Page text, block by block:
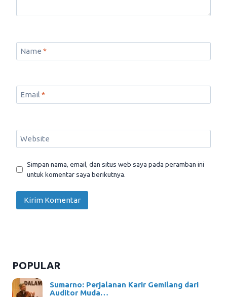
Name *
Email *
Website
Simpan nama, email, dan situs web saya pada peramban ini
untuk komentar saya berikutnya.
POPULAR
Sumarno: Perjalanan Karir Gemilang dari
Auditor Muda…